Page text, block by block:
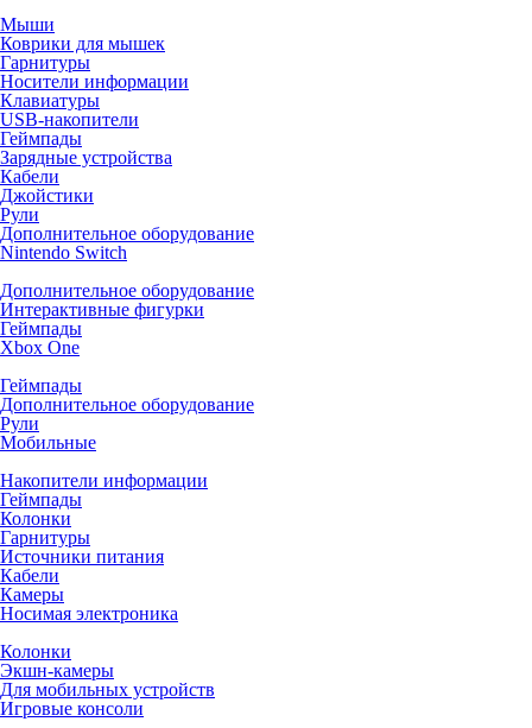
Мыши
Коврики для мышек
Гарнитуры
Носители информации
Клавиатуры
USB-накопители
Геймпады
Зарядные устройства
Кабели
Джойстики
Рули
Дополнительное оборудование
Nintendo Switch
Дополнительное оборудование
Интерактивные фигурки
Геймпады
Xbox One
Геймпады
Дополнительное оборудование
Рули
Мобильные
Накопители информации
Геймпады
Колонки
Гарнитуры
Источники питания
Кабели
Камеры
Носимая электроника
Колонки
Экшн-камеры
Для мобильных устройств
Игровые консоли